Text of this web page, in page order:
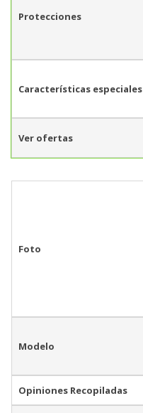
Protecciones
Características especiales
Ver ofertas
Foto
Modelo
Opiniones Recopiladas